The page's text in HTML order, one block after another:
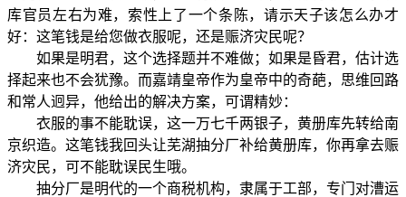
库官员左右为难，索性上了一个条陈，请示天子该怎么办才
好：这笔钱是给您做衣服呢，还是赈济灾民呢？
如果是明君，这个选择题并不难做；如果是昏君，估计选
择起来也不会犹豫。而嘉靖皇帝作为皇帝中的奇葩，思维回路
和常人迥异，他给出的解决方案，可谓精妙：
衣服的事不能耽误，这一万七千两银子，黄册库先转给南
京织造。这笔钱我回头让芜湖抽分厂补给黄册库，你再拿去赈
济灾民，可不能耽误民生哦。
抽分厂是明代的一个商税机构，隶属于工部，专门对漕运